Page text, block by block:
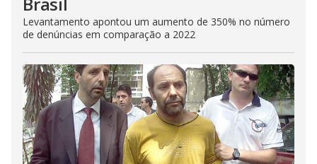
Levantamento apontou um aumento de 350% no número
de denúncias em comparação a 2022